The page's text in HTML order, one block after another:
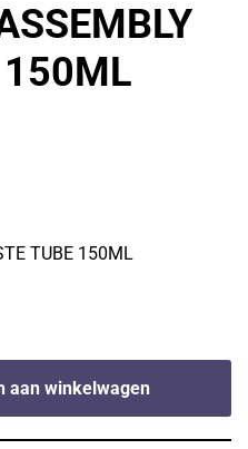
150ML
TUBE 150ML
aan winkelwagen